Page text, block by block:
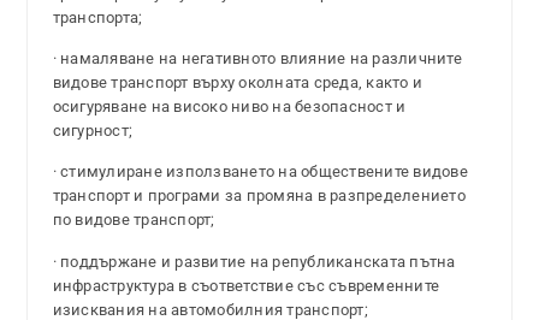
транспорта;
· намаляване на негативното влияние на различните
видове транспорт върху околната среда, както и
осигуряване на високо ниво на безопасност и
сигурност;
· стимулиране използването на обществените видове
транспорт и програми за промяна в разпределението
по видове транспорт;
· поддържане и развитие на републиканската пътна
инфраструктура в съответствие със съвременните
изисквания на автомобилния транспорт;